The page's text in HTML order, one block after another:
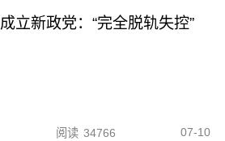
立新政党：“完全脱轨失控”
阅读 34766 07-10